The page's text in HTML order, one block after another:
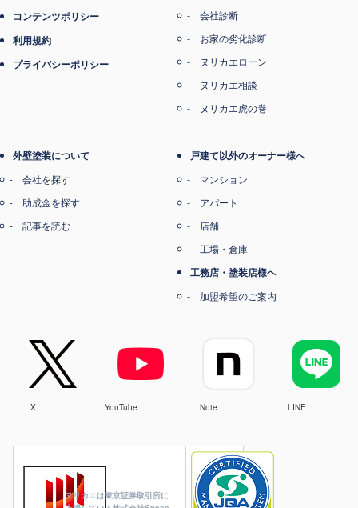
ヌリカエは東京証券取引所に
コンテンツポリシー
利用規約
プライバシーポリシー
会社診断
お家の劣化診断
ヌリカエローン
ヌリカエ相談
ヌリカエ虎の巻
外壁塗装について
会社を探す
助成金を探す
記事を読む
戸建て以外のオーナー様へ
マンション
アパート
店舗
工場・倉庫
工務店・塗装店様へ
加盟希望のご案内
X YouTube Note LINE